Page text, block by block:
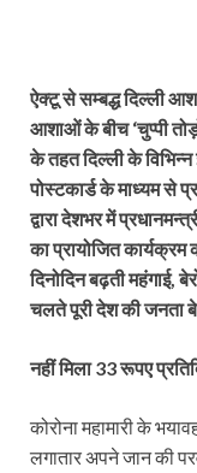
ऐक्टू से सम्बद्ध दिल्ली
आशाओं के बीच ‘चुप्पी
के तहत दिल्ली के विभिन्न
पोस्टकार्ड के माध्यम से
द्वारा देशभर में
का प्रायोजित कार्यक्रम
दिनोदिन बढ़ती महंगाई,
चलते पूरी देश की जनता
नहीं मिला 33 रूपए
कोरोना महामारी के
लगातार अपने जान की